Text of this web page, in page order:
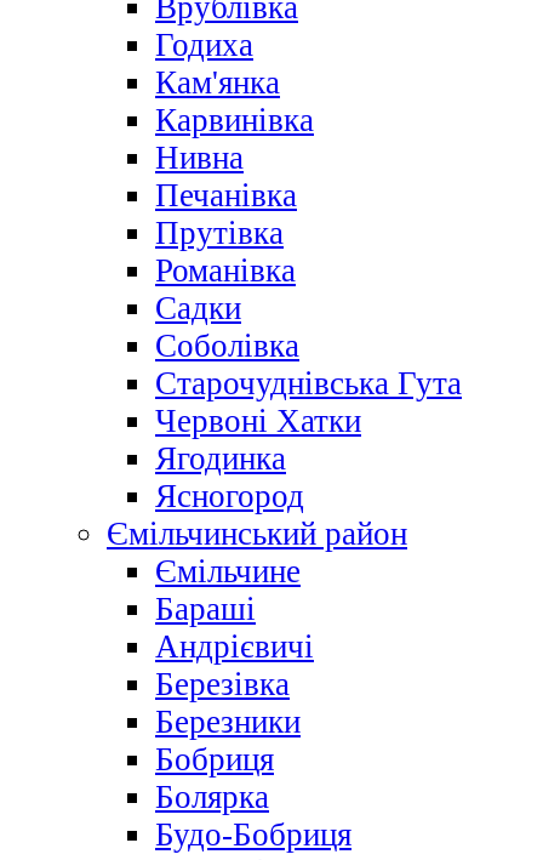
Врублівка
Годиха
Кам'янка
Карвинівка
Нивна
Печанівка
Прутівка
Романівка
Садки
Соболівка
Старочуднівська Гута
Червоні Хатки
Ягодинка
Ясногород
Ємільчинський район
Ємільчине
Бараші
Андрієвичі
Березівка
Березники
Бобриця
Болярка
Будо-Бобриця